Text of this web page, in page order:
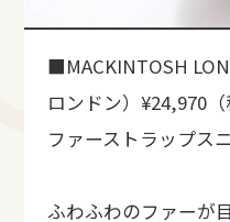
■MACKINTOSH
ロンドン）¥24,970（
ファーストラップス
ふわふわのファーが